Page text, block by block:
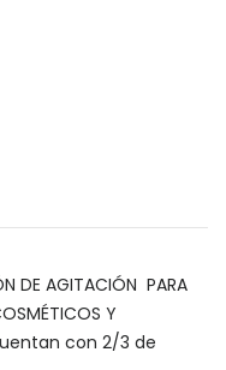
DE AGITACIÓN PARA
Y
con 2/3 de